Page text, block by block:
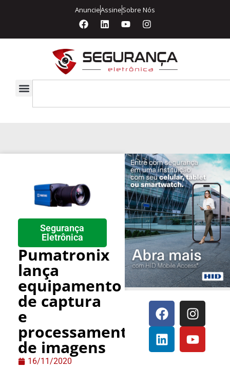
AnuncieAssineSobre Nós
Segurança
Eletrônica
Pumatronix
lança
equipamento
de captura
e
processamento
de imagens
16/11/2020